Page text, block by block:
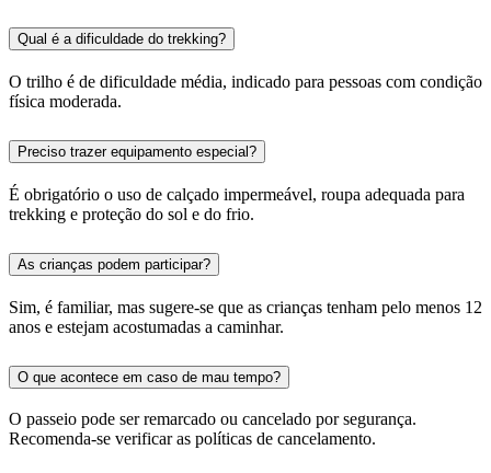
Qual é a dificuldade do trekking?
O trilho é de dificuldade média, indicado para pessoas com condição
física moderada.
Preciso trazer equipamento especial?
É obrigatório o uso de calçado impermeável, roupa adequada para
trekking e proteção do sol e do frio.
As crianças podem participar?
Sim, é familiar, mas sugere-se que as crianças tenham pelo menos 12
anos e estejam acostumadas a caminhar.
O que acontece em caso de mau tempo?
O passeio pode ser remarcado ou cancelado por segurança.
Recomenda-se verificar as políticas de cancelamento.